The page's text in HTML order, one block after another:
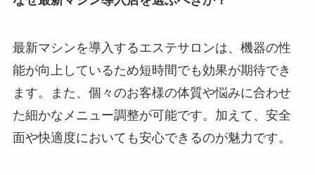
最新マシンを導入するエステサロンは、機器の性
能が向上しているため短時間でも効果が期待でき
ます。また、個々のお客様の体質や悩みに合わせ
た細かなメニュー調整が可能です。加えて、安全
面や快適度においても安心できるのが魅力です。